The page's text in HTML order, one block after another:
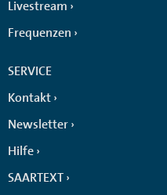
Livestream
Frequenzen
SERVICE
Kontakt
Newsletter
Hilfe
SAARTEXT